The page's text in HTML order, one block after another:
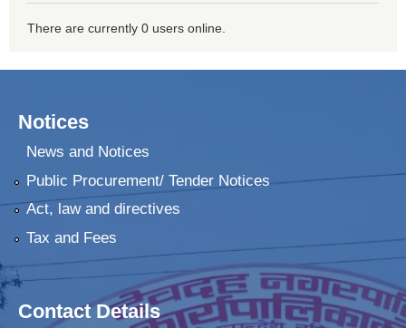
There are currently 0 users online.
Notices
News and Notices
Public Procurement/ Tender Notices
Act, law and directives
Tax and Fees
Contact Details